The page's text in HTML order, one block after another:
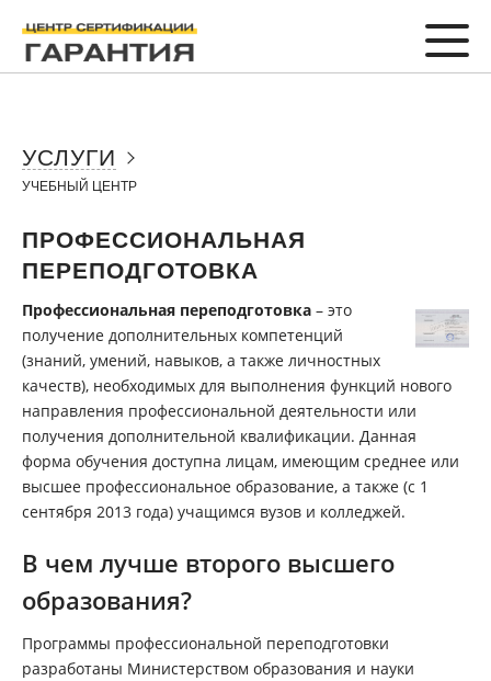
УСЛУГИ
УЧЕБНЫЙ ЦЕНТР
ПРОФЕССИОНАЛЬНАЯ
ПЕРЕПОДГОТОВКА
Профессиональная переподготовка – это
получение дополнительных компетенций
(знаний, умений, навыков, а также личностных
качеств), необходимых для выполнения функций нового
направления профессиональной деятельности или
получения дополнительной квалификации. Данная
форма обучения доступна лицам, имеющим среднее или
высшее профессиональное образование, а также (с 1
сентября 2013 года) учащимся вузов и колледжей.
В чем лучше второго высшего
образования?
Программы профессиональной переподготовки
разработаны Министерством образования и науки